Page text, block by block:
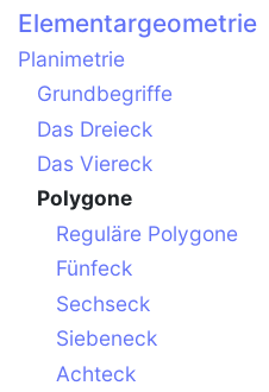
Elementargeometrie
Planimetrie
Grundbegriffe
Das Dreieck
Das Viereck
Polygone
Reguläre Polygone
Fünfeck
Sechseck
Siebeneck
Achteck